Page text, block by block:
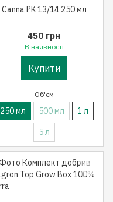
Canna PK 13/14 250 мл
450 грн
В наявності
Купити
Об'єм
250 мл 500 мл
1 л
5 л